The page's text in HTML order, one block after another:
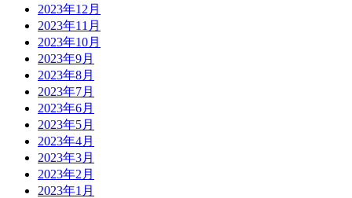
2023年12月
2023年11月
2023年10月
2023年9月
2023年8月
2023年7月
2023年6月
2023年5月
2023年4月
2023年3月
2023年2月
2023年1月